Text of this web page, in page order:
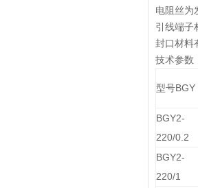
电阻丝为
引线端子
封口材料
技术参数
型号BGY
BGY2-
220/0.2
BGY2-
220/1